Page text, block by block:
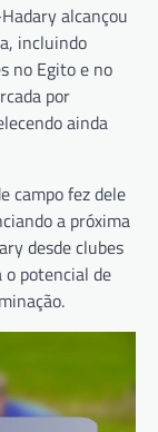
alcançou
incluindo
no Egito e no
por
ainda
campo fez dele
a próxima
desde clubes
potencial de